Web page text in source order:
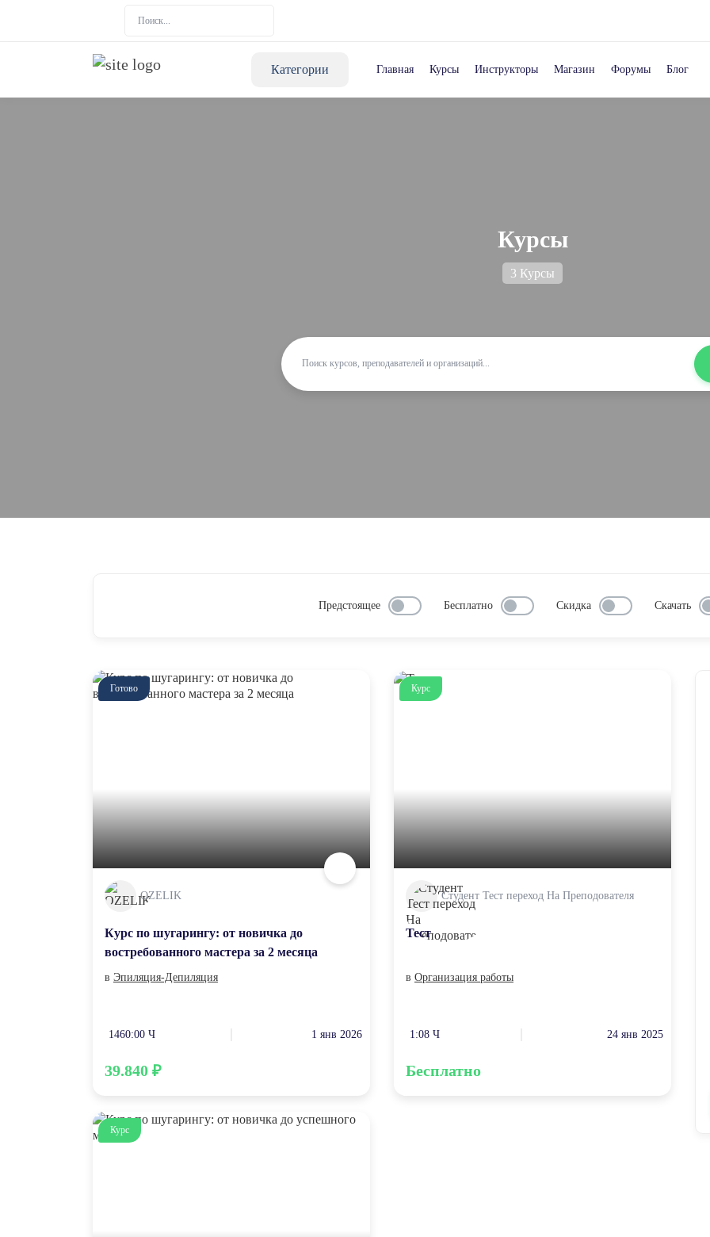
Категории Главная Курсы Инструкторы Магазин Форумы Блог
Курсы
3 Курсы
Предстоящее Бесплатно Скидка Скачать
Готово
OZELIK
Курс по шугарингу: от новичка до
востребованного мастера за 2 месяца
в Эпиляция-Депиляция
1460:00 Ч 1 янв 2026
39.840 ₽
Курс
Студент Тест переход На Преподователя
Тест
в Организация работы
1:08 Ч 24 янв 2025
Бесплатно
Курс